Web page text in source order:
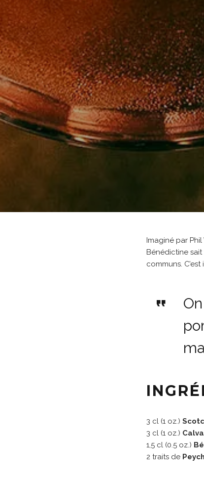
Imaginé par Phil
Bénédictine
communs.
3 cl (1 oz.)
3 cl (1 oz.)
1,5 cl (0.5 oz.)
2 traits de